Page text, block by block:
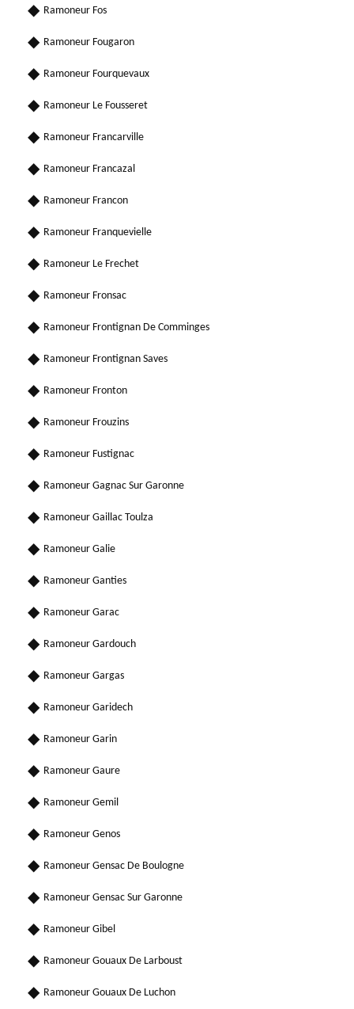
Ramoneur Fos
Ramoneur Fougaron
Ramoneur Fourquevaux
Ramoneur Le Fousseret
Ramoneur Francarville
Ramoneur Francazal
Ramoneur Francon
Ramoneur Franquevielle
Ramoneur Le Frechet
Ramoneur Fronsac
Ramoneur Frontignan De Comminges
Ramoneur Frontignan Saves
Ramoneur Fronton
Ramoneur Frouzins
Ramoneur Fustignac
Ramoneur Gagnac Sur Garonne
Ramoneur Gaillac Toulza
Ramoneur Galie
Ramoneur Ganties
Ramoneur Garac
Ramoneur Gardouch
Ramoneur Gargas
Ramoneur Garidech
Ramoneur Garin
Ramoneur Gaure
Ramoneur Gemil
Ramoneur Genos
Ramoneur Gensac De Boulogne
Ramoneur Gensac Sur Garonne
Ramoneur Gibel
Ramoneur Gouaux De Larboust
Ramoneur Gouaux De Luchon